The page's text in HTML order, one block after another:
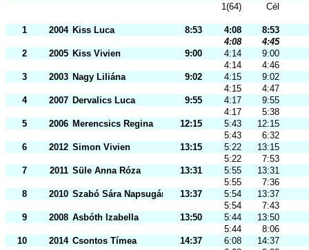
1(64)
Cél
1 2004 Kiss Luca 8:53 4:08
8:53
4:08
4:45
2
2005 Kiss Vivien 9:00 4:14
9:00
4:14
4:46
3
2003 Nagy Liliána 9:02 4:15
9:02
4:15
4:47
4
2007 Dervalics Luca 9:55 4:17
9:55
4:17
5:38
5
2006 Merencsics Regina 12:15 5:43
12:15
5:43
6:32
6
2012 Simon Vivien 13:15 5:22
13:15
5:22
7:53
7
2011 Süle Anna Róza 13:31 5:55
13:31
5:55
7:36
8
2010 Szabó Sára Napsugár 13:37 5:54
13:37
5:54
7:43
9
2008 Asbóth Izabella 13:50 5:44
13:50
5:44
8:06
10
2014 Csontos Tímea 14:37 6:08
14:37